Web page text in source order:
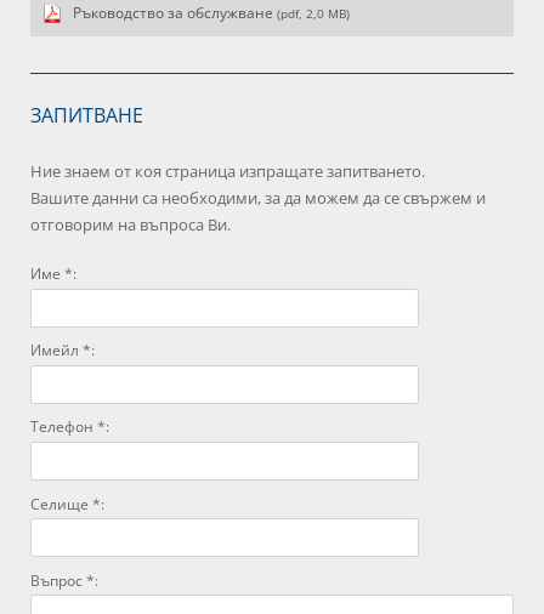
Ръководство за обслужване (pdf, 2,0 MB)
ЗАПИТВАНЕ
Ние знаем от коя страница изпращате запитването.
Вашите данни са необходими, за да можем да се свържем и
отговорим на въпроса Ви.
Име *:
Имейл *:
Телефон *:
Селище *:
Въпрос *: